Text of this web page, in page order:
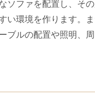
ソファを配置し、そ
い環境を作ります。
ブルの配置や照明、